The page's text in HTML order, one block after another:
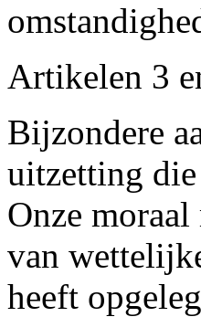
Artikelen 3
Bijzondere
uitzetting die
Onze
van
heeft